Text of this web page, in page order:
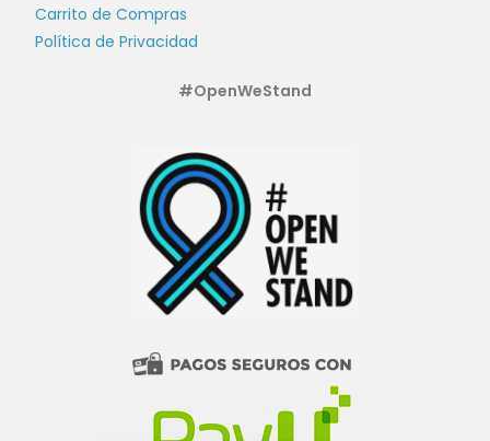
Carrito de Compras
Política de Privacidad
#OpenWeStand